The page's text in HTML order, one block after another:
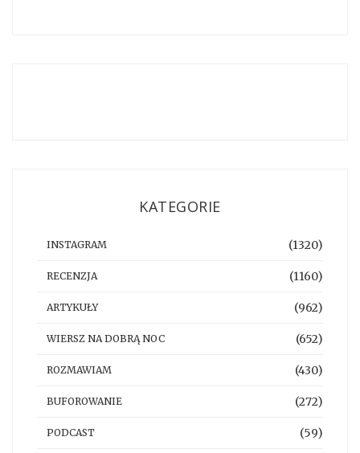
KATEGORIE
INSTAGRAM (1320)
RECENZJA (1160)
ARTYKUŁY (962)
WIERSZ NA DOBRĄ NOC (652)
ROZMAWIAM (430)
BUFOROWANIE (272)
PODCAST (59)